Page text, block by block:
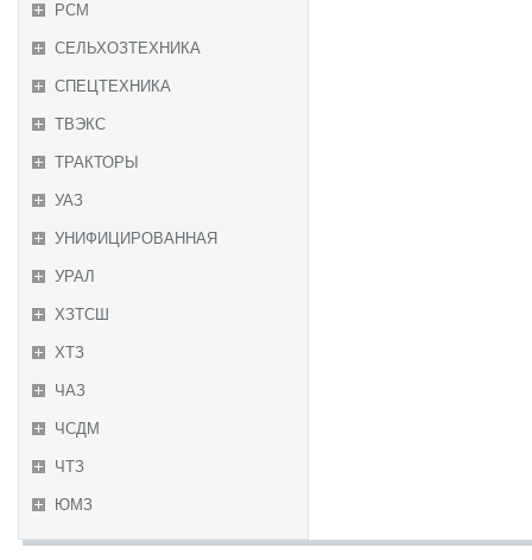
РСМ
СЕЛЬХОЗТЕХНИКА
СПЕЦТЕХНИКА
ТВЭКС
ТРАКТОРЫ
УАЗ
УНИФИЦИРОВАННАЯ
УРАЛ
ХЗТСШ
ХТЗ
ЧАЗ
ЧСДМ
ЧТЗ
ЮМЗ